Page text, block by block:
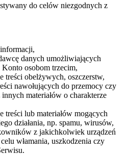
do celów niezgodnych z
danych umożliwiających
osobom trzecim,
treści obelżywych, oszczerstw,
nawołujących do przemocy czy
materiałów o charakterze
treści lub materiałów mogących
działania, np. spamu, wirusów,
z jakichkolwiek urządzeń
włamania, uszkodzenia czy